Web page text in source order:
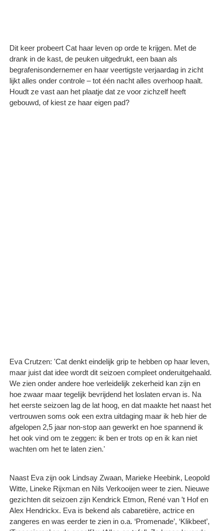
Dit keer probeert Cat haar leven op orde te krijgen. Met de
drank in de kast, de peuken uitgedrukt, een baan als
begrafenisondernemer en haar veertigste verjaardag in zicht
lijkt alles onder controle – tot één nacht alles overhoop haalt.
Houdt ze vast aan het plaatje dat ze voor zichzelf heeft
gebouwd, of kiest ze haar eigen pad?
Eva Crutzen: 'Cat denkt eindelijk grip te hebben op haar leven,
maar juist dat idee wordt dit seizoen compleet onderuitgehaald.
We zien onder andere hoe verleidelijk zekerheid kan zijn en
hoe zwaar maar tegelijk bevrijdend het loslaten ervan is. Na
het eerste seizoen lag de lat hoog, en dat maakte het naast het
vertrouwen soms ook een extra uitdaging maar ik heb hier de
afgelopen 2,5 jaar non-stop aan gewerkt en hoe spannend ik
het ook vind om te zeggen: ik ben er trots op en ik kan niet
wachten om het te laten zien.'
Naast Eva zijn ook Lindsay Zwaan, Marieke Heebink, Leopold
Witte, Lineke Rijxman en Nils Verkooijen weer te zien. Nieuwe
gezichten dit seizoen zijn Kendrick Etmon, René van ’t Hof en
Alex Hendrickx. Eva is bekend als cabaretière, actrice en
zangeres en was eerder te zien in o.a. ‘Promenade’, ‘Klikbeet’,